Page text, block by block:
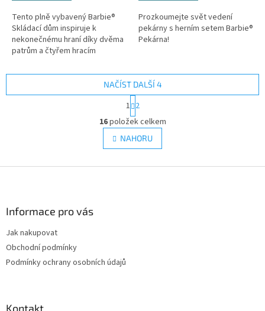
Tento plně vybavený Barbie®
Skládací dům inspiruje k
nekonečnému hraní díky dvěma
patrům a čtyřem hracím
postele, koupelny, kuchyně a
Prozkoumejte svět vedení
pekárny s herním setem Barbie®
Pekárna!
O
v
l
á
NAČÍST DALŠÍ 4
t
r
á
n
k
v
1 2
16položek celkem
NAHORU
Informace pro vás
Jak nakupovat
Obchodní podmínky
Podmínky ochrany osobních údajů
Kontakt